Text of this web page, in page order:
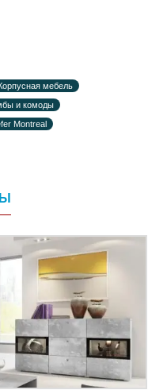
мебель
и комоды
Montreal